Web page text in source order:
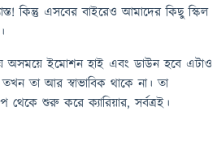
কিন্তু এসবের বাইরেও আমাদের কিছু স্কিল
অসময়ে ইমোশন হাই এবং ডাউন হবে এটাও
তখন তা আর স্বাভাবিক থাকে না। তা
থেকে শুরু করে ক্যারিয়ার, সর্বত্রই।